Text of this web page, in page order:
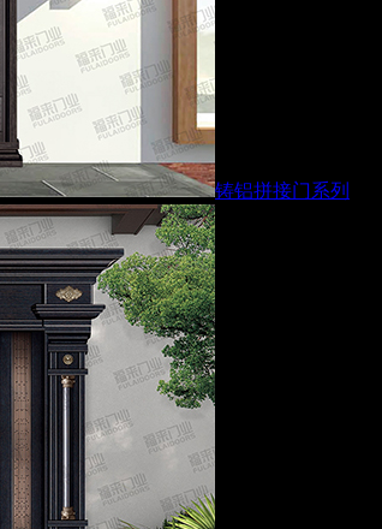
铸铝拼接门系列